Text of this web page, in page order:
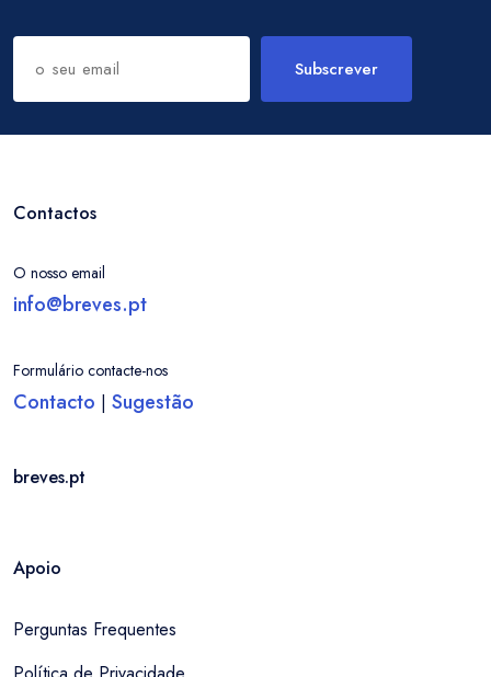
Entrar / Criar Conta
Subscrever
Contactos
O nosso email
info@breves.pt
Formulário contacte-nos
Contacto | Sugestão
breves.pt
Apoio
Perguntas Frequentes